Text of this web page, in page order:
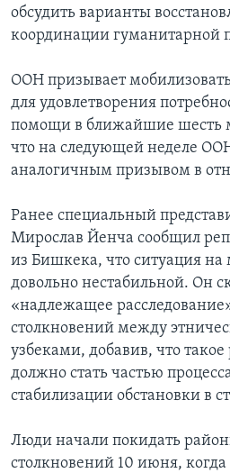
обсудить варианты
координации гуманитарной
ООН призывает
для удовлетворения
помощи в ближайшие шесть
что на следующей неделе
аналогичным призывом в
Ранее специальный
Мирослав Йенча сообщил
из Бишкека, что ситуация на
довольно нестабильной. Он
«надлежащее
столкновений между
узбеками, добавив, что такое
должно стать частью
стабилизации обстановки в
Люди начали покидать
столкновений 10 июня,